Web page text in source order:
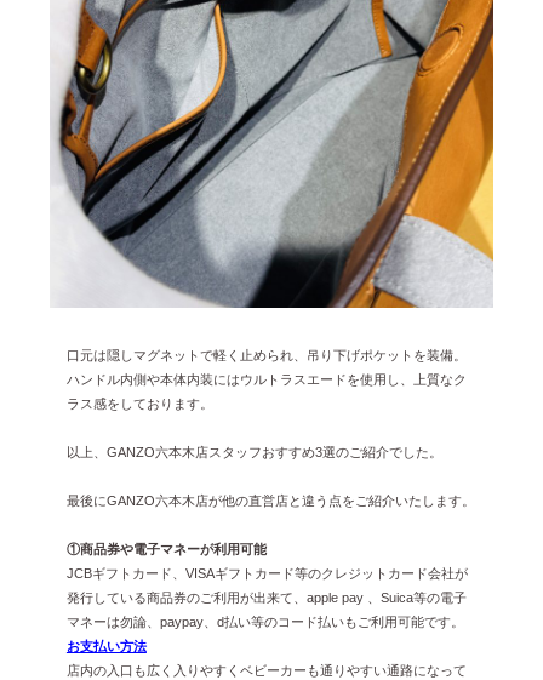
口元は隠しマグネットで軽く止められ、吊り下げポケットを装備。
ハンドル内側や本体内装にはウルトラスエードを使用し、上質なク
ラス感をしております。
以上、GANZO六本木店スタッフおすすめ3選のご紹介でした。
最後にGANZO六本木店が他の直営店と違う点をご紹介いたします。
①商品券や電子マネーが利用可能
JCBギフトカード、VISAギフトカード等のクレジットカード会社が
発行している商品券のご利用が出来て、apple pay 、Suica等の電子
マネーは勿論、paypay、d払い等のコード払いもご利用可能です。
お支払い方法
店内の入口も広く入りやすくベビーカーも通りやすい通路になって